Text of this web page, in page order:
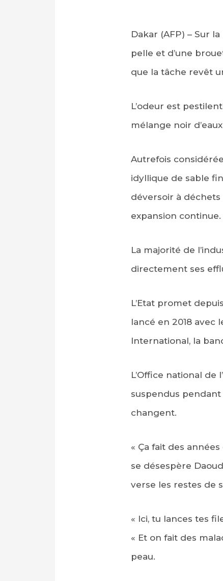
Dakar (AFP) – Sur
pelle et d’une
que la tâche revêt
L’odeur est
mélange noir
Autrefois
idyllique de sable
déversoir à
expansion continue.
La majorité de
directement ses
L’Etat promet
lancé en 2018 avec
International, la
L’Office national de
suspendus
changent.
« Ça fait des
se désespère
verse les restes de
« Ici, tu lances tes
« Et on fait des
peau.